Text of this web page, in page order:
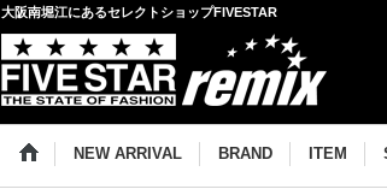
大阪南堀江にあるセレクトショップFIVESTAR
NEW ARRIVAL BRAND ITEM